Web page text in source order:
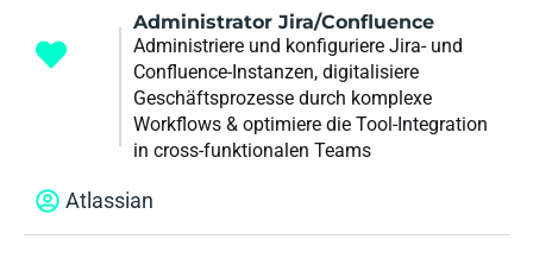
Administrator Jira/Confluence
Administriere und konfiguriere Jira- und
Confluence-Instanzen, digitalisiere
Geschäftsprozesse durch komplexe
Workflows & optimiere die Tool-Integration
in cross-funktionalen Teams
Atlassian